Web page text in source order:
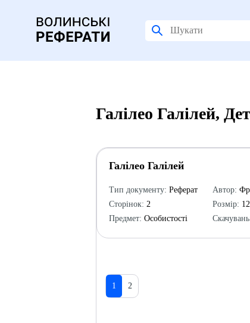
Галілео Галілей,
Галілео Галілей
Тип документу: Реферат
Сторінок: 2
Предмет: Особистості
Автор:
Розмір: 12
1 2